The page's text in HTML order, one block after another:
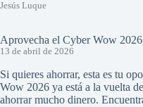
Jesús Luque
Aprovecha el Cyber Wow
13 de abril de 2026
Si quieres ahorrar, esta es tu
Wow 2026 ya está a la vuelta
ahorrar mucho dinero.